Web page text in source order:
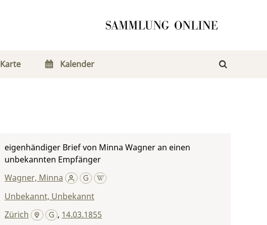
Karte Kalender
eigenhändiger Brief von Minna Wagner an einen
unbekannten Empfänger
Wagner, Minna
Unbekannt, Unbekannt
Zürich , 14.03.1855